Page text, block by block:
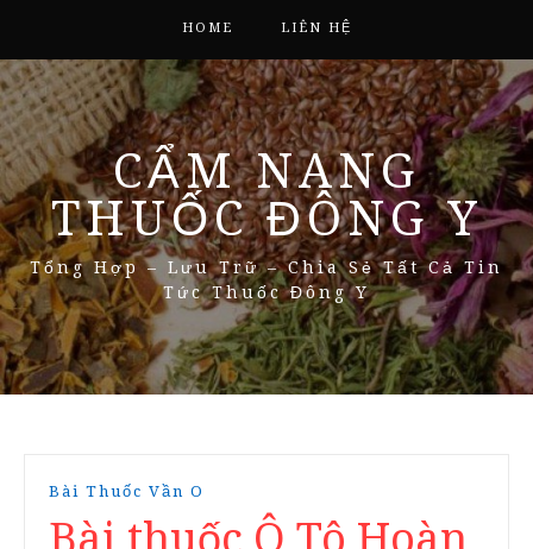
HOME LIÊN HỆ
CẨM NANG
THUỐC ĐÔNG Y
Tổng Hợp – Lưu Trữ – Chia Sẻ Tất Cả Tin
Tức Thuốc Đông Y
Bài Thuốc Vần O